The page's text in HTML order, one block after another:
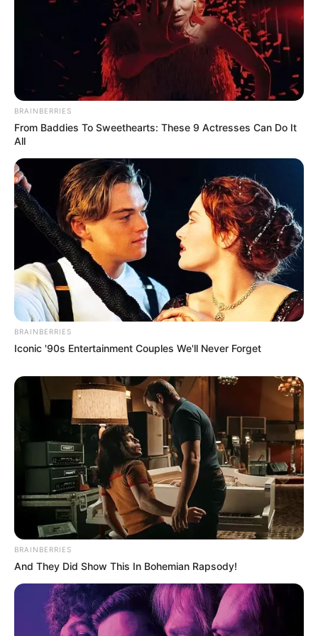
évvel. Magyar Péter hozzátette: a felzárkóztató
emelések után a nyugdíjakat inflációkövetővé
tennék, a gazdasági növekedéstől függően pedig
ahhoz is igazítanák.
A nyugdíjplafon eltörlésének lehetőségét sem zárta
embert érint. Úgy vélte, a fő probléma az átlagbér
és az átlagnyugdíj közötti óriási különbség.
Nyugdíjas SZÉP-kártya és idősotthonok
A tervek között szerepel egy speciális nyugdíjas
SZÉP-kártya bevezetése, amelyet élelmiszerre,
gyógyszerre, egészségmegőrzésre és pihenésre
lehetne felhasználni. Az összegek a nyugdíj
mértékétől függnének:
250 ezer forint alatti nyugdíj esetén 200 ezer
forint kerülne a kártyára.
Az 500 ezer forint feletti nyugdíjasok nem kapnák
meg ezt a támogatást.
A párt szerint az idősellátás jelenleg válságos
helyzetben van, ezért 20 ezer új idősotthoni
férőhelyet hoznának létre. A programot uniós
forrásokból finanszíroznák: fele államilag
támogatott, de piaci alapon működő
intézményben, fele pedig szociális otthonban
önkormányzati és állami épületeket is
felhasználnának. A projekt körülbelül 13 ezer új
BRAINBERRIES
From Baddies To Sweethearts: These 9 Actresses Can Do It
All
BRAINBERRIES
Iconic '90s Entertainment Couples We'll Never Forget
BRAINBERRIES
And They Did Show This In Bohemian Rapsody!